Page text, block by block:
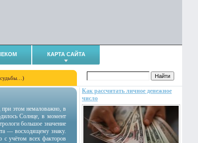
КАРТА САЙТА
Как рассчитать личное денежное
число
при этом немаловажно, в
Солнце, в момент
большое значение
— восходящему знаку.
с учётом всех факторов